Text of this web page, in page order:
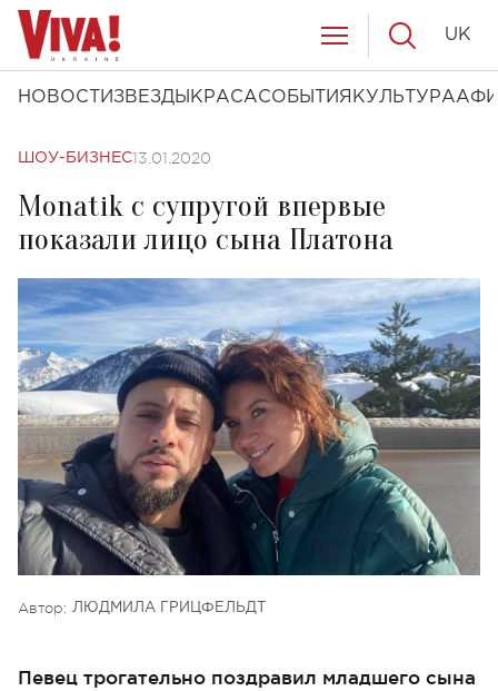
НОВОСТИ ЗВЕЗДЫ КРАСАСОБЫТИЯ КУЛЬТУРА
UK
ШОУ-БИЗНЕС13.01.2020
Monatik с супругой впервые
показали лицо сына Платона
Автор: ЛЮДМИЛА ГРИЦФЕЛЬДТ
Певец трогательно поздравил младшего сына